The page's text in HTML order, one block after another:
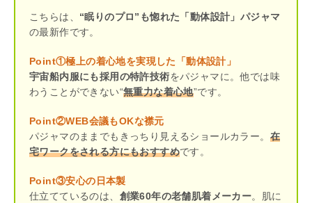
こちらは、 “眠りのプロ”も惚れた「動体設計」パジャマ
の最新作です。
Point①極上の着心地を実現した「動体設計」
宇宙船内服にも採用の特許技術をパジャマに。他では味
わうことができない“無重力な着心地”です。
Point②WEB会議もOKな襟元
パジャマのままでもきっちり見えるショールカラー。 在
宅ワークをされる方にもおすすめです。
Point③安心の日本製
仕立てているのは、 創業60年の老舗肌着メーカー。肌に